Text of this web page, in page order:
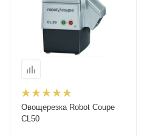
Овощерезка Robot Coupe
CL50